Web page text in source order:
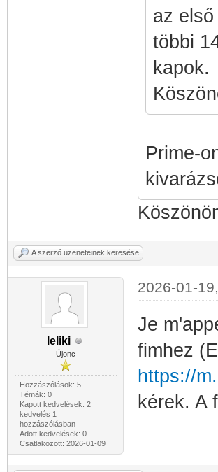
az
többi
kapok.
Prime-
A szerző üzeneteinek keresése
leliki
Újonc
Hozzászólások: 5
Témák: 0
Kapott kedvelések: 2
kedvelés 1
hozzászólásban
Adott kedvelések: 0
Csatlakozott: 2026-01-09
2026-01-
Je
fimhez
https://
kérek. A